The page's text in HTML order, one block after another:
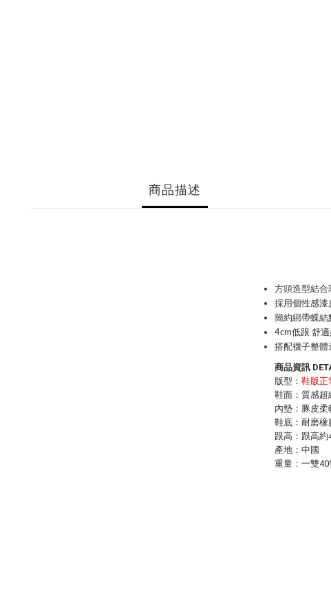
商品描述
方頭造型結合
採用個性感漆
簡約綁帶蝶結
4cm低跟 舒
搭配襪子整體
商品資訊
版型： 鞋版正
鞋面：質感超
內墊：豚皮柔
鞋底：耐磨橡
跟高：跟高約
產地：中國
重量：一雙